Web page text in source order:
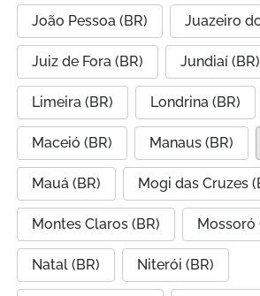
João Pessoa (BR) Juazeiro
Juiz de Fora (BR) Jundiaí (BR)
Limeira (BR) Londrina (BR)
Maceió (BR) Manaus (BR)
Mauá (BR) Mogi das Cruzes
Montes Claros (BR) Mossoró
Natal (BR) Niterói (BR)